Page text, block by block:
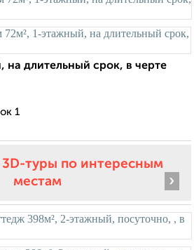
длительный срок, в черте
1
3D-туры по интересным
местам
›